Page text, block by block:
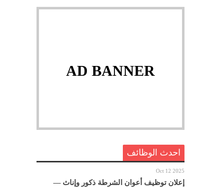
AD BANNER
احدث الوظائف
Oct 12 2025
إعلان توظيف أعوان الشرطة ذكور وإناث —